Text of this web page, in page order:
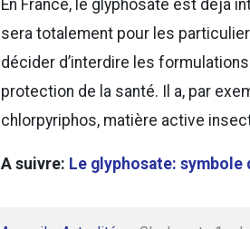
En France, le glyphosate est déjà
sera totalement pour les
décider d’interdire les
protection de la santé. Il a, par
chlorpyriphos, matière active
A suivre: Le glyphosate: symbole